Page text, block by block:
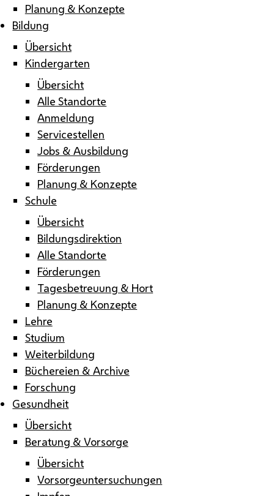
Planung & Konzepte
Bildung
Übersicht
Kindergarten
Übersicht
Alle Standorte
Anmeldung
Servicestellen
Jobs & Ausbildung
Förderungen
Planung & Konzepte
Schule
Übersicht
Bildungsdirektion
Alle Standorte
Förderungen
Tagesbetreuung & Hort
Planung & Konzepte
Lehre
Studium
Weiterbildung
Büchereien & Archive
Forschung
Gesundheit
Übersicht
Beratung & Vorsorge
Übersicht
Vorsorgeuntersuchungen